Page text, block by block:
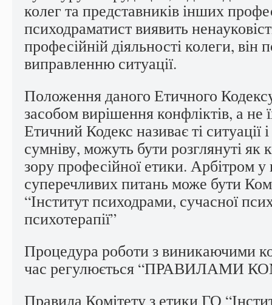
колег та представників інших
психодраматист виявить
професійній діяльності колеги, він
виправленню ситуації.
Положення даного Етичного
засобом вирішення конфліктів, а
Етичний Кодекс називає ті ситуації
сумніву, можуть бути розглянуті як
зору професійної етики. Арбітром у
суперечливих питань може бути
“Інститут психодрами, сучасної
психотерапії”
Процедура роботи з виникаючими
час регулюється “ПРАВИЛАМИ
Правила Комітету з етики ГО